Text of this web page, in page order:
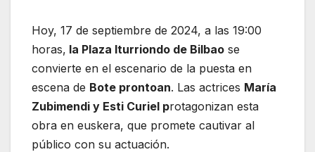
Hoy, 17 de septiembre de 2024, a las 19:00
horas, la Plaza Iturriondo de Bilbao se
convierte en el escenario de la puesta en
escena de Bote prontoan. Las actrices María
Zubimendi y Esti Curiel protagonizan esta
obra en euskera, que promete cautivar al
público con su actuación.